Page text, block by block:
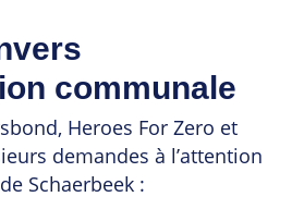
communale
Heroes For Zero et
demandes à l’attention
Schaerbeek :